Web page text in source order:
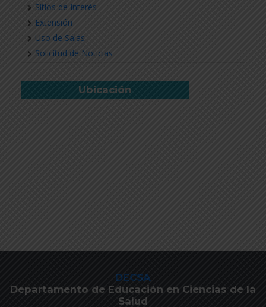
Sitios de Interés
Extensión
Uso de Salas
Solicitud de Noticias
Ubicación
DECSA
Departamento de Educación en Ciencias de la
Salud